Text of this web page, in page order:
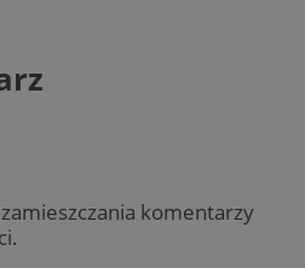
komentarzy